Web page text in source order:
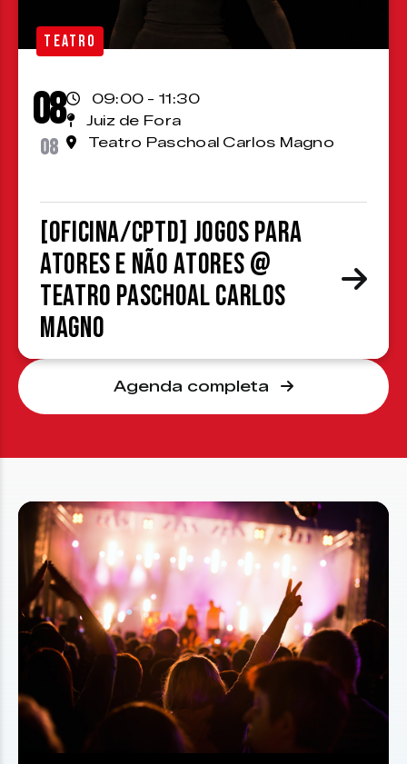
TEATRO
08
08
09:00 - 11:30
Juiz de Fora
Teatro Paschoal Carlos Magno
[OFICINA/CPTD] Jogos para
atores e não atores @
Teatro Paschoal Carlos
Magno
Agenda completa